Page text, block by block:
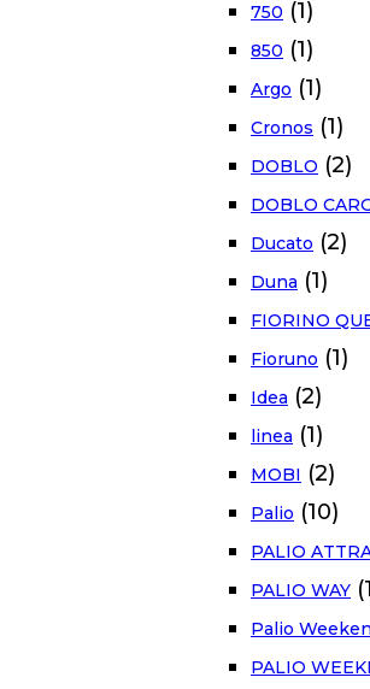
750 (1)
850 (1)
Argo (1)
Cronos (1)
DOBLO (2)
DOBLO
Ducato (2)
Duna (1)
FIORINO
Fioruno (1)
Idea (2)
linea (1)
MOBI (2)
Palio (10)
PALIO
PALIO WAY
Palio
PALIO